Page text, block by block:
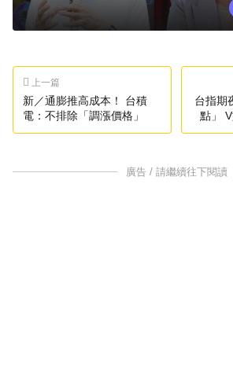
上一篇
新／通膨推高成本！ 台積
電：不排除「調漲價格」
台指期
點」
廣告 / 請繼續往下閱讀